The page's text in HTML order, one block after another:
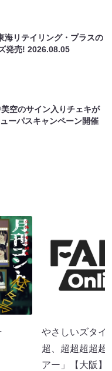
海リテイリング・プラスの
発売!2026.08.05
空のサイン入りチェキが
ーパスキャンペーン開催
やさしいズタイ
超、超超超超超
アー」【大阪